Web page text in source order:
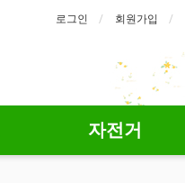
로그인 회원가입
자전거